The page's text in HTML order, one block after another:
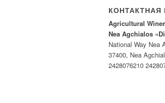
Agricultural
Nea Agchialos
National Way Nea
37400, Νea
2428076210